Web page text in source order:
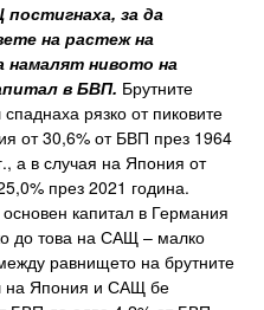
за да
на растеж на
намалят нивото на
в БВП. Брутните
рязко от пиковите
от 30,6% от БВП през 1964
а в случая на Япония от
през 2021 година.
капитал в Германия
до това на САЩ – малко
равнището на брутните
на Япония и САЩ бе